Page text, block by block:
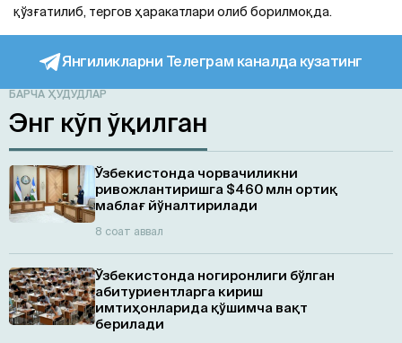
қўзғатилиб, тергов ҳаракатлари олиб борилмоқда.
Янгиликларни Телеграм каналда кузатинг
БАРЧА ҲУДУДЛАР
Энг кўп ўқилган
Ўзбекистонда чорвачиликни
ривожлантиришга $460 млн ортиқ
маблағ йўналтирилади
8 соат аввал
Ўзбекистонда ногиронлиги бўлган
абитуриентларга кириш
имтиҳонларида қўшимча вақт
берилади